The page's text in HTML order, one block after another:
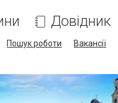
Довідник
Пошук роботи Вакансії